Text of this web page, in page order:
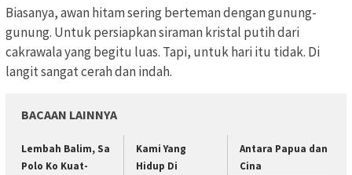
Biasanya, awan hitam sering berteman dengan gunung-
gunung. Untuk persiapkan siraman kristal putih dari
cakrawala yang begitu luas. Tapi, untuk hari itu tidak. Di
langit sangat cerah dan indah.
BACAAN LAINNYA
Lembah Balim, Sa
Polo Ko Kuat-
Kami Yang
Hidup Di
Antara Papua dan
Cina